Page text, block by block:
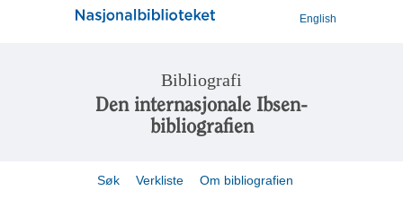
English
Bibliografi
Den internasjonale Ibsen-
bibliografien
Søk Verkliste Om bibliografien